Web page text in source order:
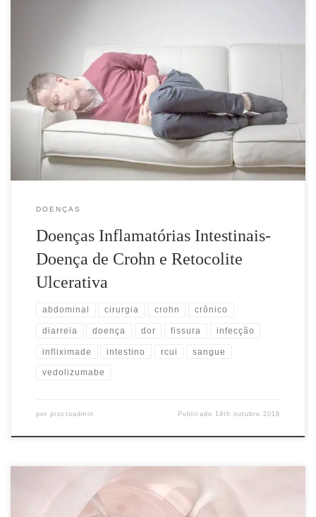
O que é DII? Doença Inflamatória Intestinal é um grupo de
doenças inflamatórias crônicas de causa desconhecida envolvendo
o Aparelho Digestivo. A Doença Inflamatória Intestinal (DII) é
uma afecção na qual o intestino se torna vermelho, inchado e com
feridas espalhadas pelo intestino. As Doenças Inflamatórias
Intestinais podem ser divididas […]
DOENÇAS
Doenças Inflamatórias Intestinais-
Doença de Crohn e Retocolite
Ulcerativa
abdominal cirurgia crohn crônico
diarreia doença dor fissura infecção
infliximade intestino rcui sangue
vedolizumabe
por proctoadmin Publicado 14th outubro 2018